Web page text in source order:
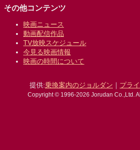
その他コンテンツ
映画ニュース
動画配信作品
TV放映スケジュール
今見る映画情報
映画の時間について
提供:乗換案内のジョルダン ｜ プラ
Copyright © 1996-2026 Jorudan Co.,Ltd.